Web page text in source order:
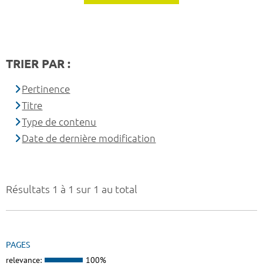
Résultats 1 à 1 sur 1 au total
PAGES
relevance: 100%
TRIER PAR :
Pertinence
Titre
Type de contenu
Date de dernière modification